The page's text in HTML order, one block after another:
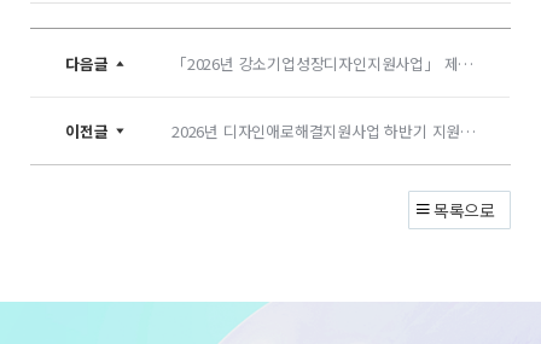
다음글 「2026년 강소기업성장디자인지원사업」 제품디자인 개발 지원과제 선정결과 공고
이전글 2026년 디자인애로해결지원사업 하반기 지원과제 선정결과 공고(수정)
목록으로